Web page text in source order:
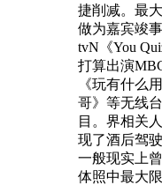
捷削减。最
做为嘉宾竣
tvN《You
打算出演
《玩有什么
哥》等无线
目。界相关
现了酒后驾
一般现实上
体照中最大